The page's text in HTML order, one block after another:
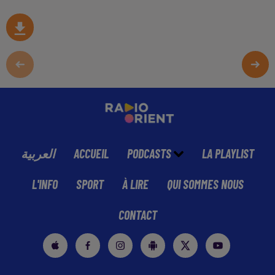
العربية ACCUEIL PODCASTS LA PLAYLIST
L'INFO SPORT À LIRE QUI SOMMES NOUS
CONTACT